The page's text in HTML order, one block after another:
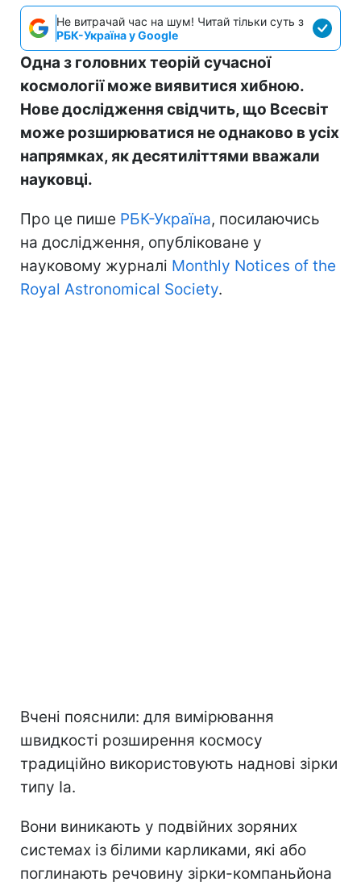
Не витрачай час на шум! Читай тільки суть з
РБК-Україна у Google
Одна з головних теорій сучасної
космології може виявитися хибною.
Нове дослідження свідчить, що Всесвіт
може розширюватися не однаково в усіх
напрямках, як десятиліттями вважали
науковці.
Про це пише РБК-Україна, посилаючись
на дослідження, опубліковане у
науковому журналі Monthly Notices of the
Royal Astronomical Society.
Вчені пояснили: для вимірювання
швидкості розширення космосу
традиційно використовують наднові зірки
типу Ia.
Вони виникають у подвійних зоряних
системах із білими карликами, які або
поглинають речовину зірки-компаньйона